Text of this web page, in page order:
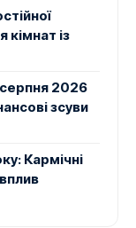
із
2026
зсуви
Кармічні